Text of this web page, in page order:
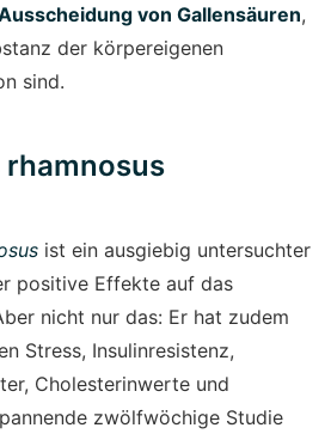
von Gallensäuren,
der körpereigenen
sind.
ist ein ausgiebig untersuchter
positive Effekte auf das
nicht nur das: Er hat zudem
Stress, Insulinresistenz,
Cholesterinwerte und
zwölfwöchige Studie